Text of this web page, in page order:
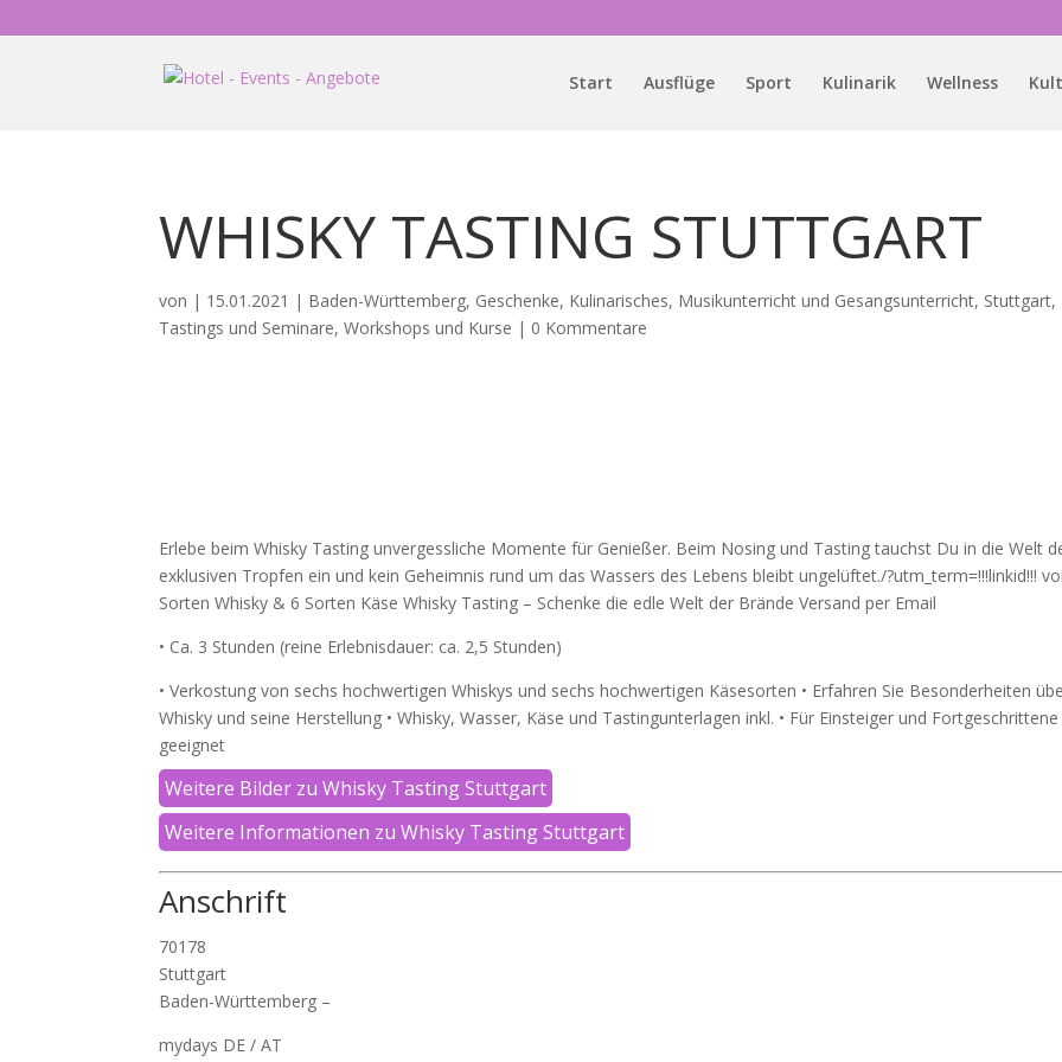
Start Ausflüge Sport Kulinarik Wellness
WHISKY TASTING STUTTGART
von | 15.01.2021 | Baden-Württemberg, Geschenke, Kulinarisches, Musikunterricht und Gesangsunterricht, Stuttgart,
Tastings und Seminare,Workshops und Kurse | 0 Kommentare
Erlebe beim Whisky Tasting unvergessliche Momente für Genießer. Beim Nosing und Tasting tauchst Du in die Welt
exklusiven Tropfen ein und kein Geheimnis rund um das Wassers des Lebens bleibt ungelüftet./?utm_term=!!!linkid!!!
Sorten Whisky & 6 Sorten Käse Whisky Tasting – Schenke die edle Welt der Brände Versand per Email
• Ca. 3 Stunden (reine Erlebnisdauer: ca. 2,5 Stunden)
• Verkostung von sechs hochwertigen Whiskys und sechs hochwertigen Käsesorten • Erfahren Sie Besonderheiten
Whisky und seine Herstellung • Whisky, Wasser, Käse und Tastingunterlagen inkl. • Für Einsteiger und Fortgeschrittene
geeignet
Weitere Bilder zu Whisky Tasting Stuttgart
Weitere Informationen zu Whisky Tasting Stuttgart
Anschrift
70178
Stuttgart
Baden-Württemberg –
mydays DE / AT